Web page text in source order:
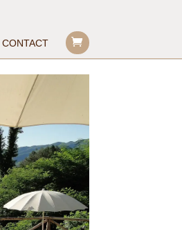
CONTACT